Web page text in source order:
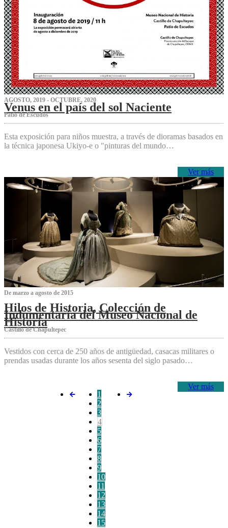
AGOSTO, 2019 - OCTUBRE, 2020
Venus en el país del sol Naciente
P‌atio de Escudos
Esta exposición para niños muestra, a través de dioramas basados en
la técnica japonesa Ukiyo-e o "pinturas del mundo…
Ver más
De marzo a agosto de 2015
Hilos de Historia, Colección de
Indumentaria del Museo Nacional de
Historia
Castillo de Chapultepec
Vestidos con cerca de 250 años de antigüedad, casacas militares o
prendas usadas durante los años sesenta del siglo pasado…
Ver más
1
2
3
4
5
6
7
8
9
10
11
12
13
14
15